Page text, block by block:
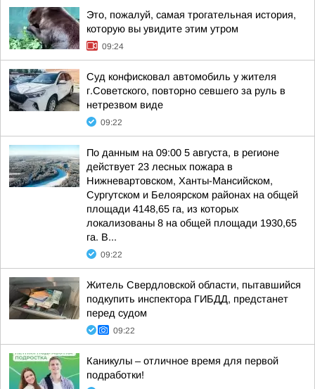
Это, пожалуй, самая трогательная история,
которую вы увидите этим утром
09:24
Суд конфисковал автомобиль у жителя
г.Советского, повторно севшего за руль в
нетрезвом виде
09:22
По данным на 09:00 5 августа, в регионе
действует 23 лесных пожара в
Нижневартовском, Ханты-Мансийском,
Сургутском и Белоярском районах на общей
площади 4148,65 га, из которых
локализованы 8 на общей площади 1930,65
га. В...
09:22
Житель Свердловской области, пытавшийся
подкупить инспектора ГИБДД, предстанет
перед судом
09:22
Каникулы – отличное время для первой
подработки!